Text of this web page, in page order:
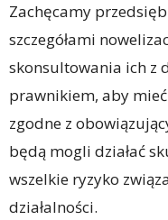
Zachęcamy
szczegółami
skonsultowania ich z
prawnikiem, aby mieć
zgodne z
będą mogli działać
wszelkie ryzyko
działalności.